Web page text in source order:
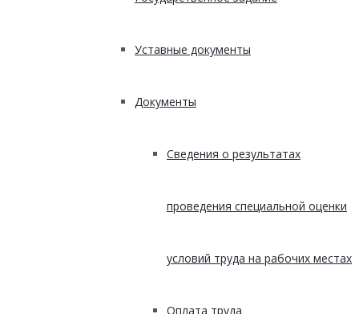
Уставные документы
Документы
Сведения о результатах
проведения специальной оценки
условий труда на рабочих местах
Оплата труда